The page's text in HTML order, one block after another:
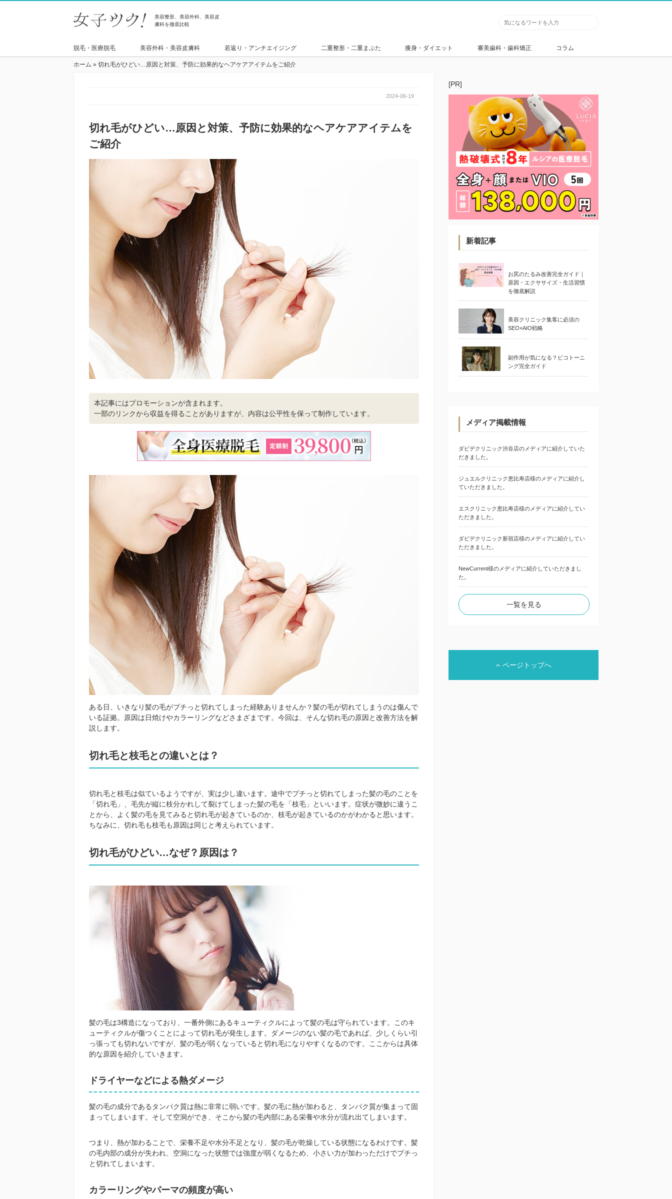
美容整形、美容外科、美容皮
膚科を徹底比較
脱毛・医療脱毛 美容外科・美容皮膚科 若返り・アンチエイジング 二重整形・二重まぶた 痩身・ダイエット 審美歯科・歯科矯正 コラム
ホーム » 切れ毛がひどい…原因と対策、予防に効果的なヘアケアアイテムをご紹介
2024-06-19
切れ毛がひどい…原因と対策、予防に効果的なヘアケアアイテムを
ご紹介
本記事にはプロモーションが含まれます。
一部のリンクから収益を得ることがありますが、内容は公平性を保って制作しています。
ある日、いきなり髪の毛がプチっと切れてしまった経験ありませんか？髪の毛が切れてしまうのは傷んで
いる証拠。原因は日焼けやカラーリングなどさまざまです。今回は、そんな切れ毛の原因と改善方法を解
説します。
切れ毛と枝毛との違いとは？
切れ毛と枝毛は似ているようですが、実は少し違います。途中でプチっと切れてしまった髪の毛のことを
「切れ毛」、毛先が縦に枝分かれして裂けてしまった髪の毛を「枝毛」といいます。症状が微妙に違うこ
とから、よく髪の毛を見てみると切れ毛が起きているのか、枝毛が起きているのかがわかると思います。
ちなみに、切れ毛も枝毛も原因は同じと考えられています。
切れ毛がひどい…なぜ？原因は？
髪の毛は3構造になっており、一番外側にあるキューティクルによって髪の毛は守られています。このキ
ューティクルが傷つくことによって切れ毛が発生します。ダメージのない髪の毛であれば、少しくらい引
っ張っても切れないですが、髪の毛が弱くなっていると切れ毛になりやすくなるのです。ここからは具体
的な原因を紹介していきます。
ドライヤーなどによる熱ダメージ
髪の毛の成分であるタンパク質は熱に非常に弱いです。髪の毛に熱が加わると、タンパク質が集まって固
まってしまいます。そして空洞ができ、そこから髪の毛内部にある栄養や水分が流れ出てしまいます。
つまり、熱が加わることで、栄養不足や水分不足となり、髪の毛が乾燥している状態になるわけです。髪
の毛内部の成分が失われ、空洞になった状態では強度が弱くなるため、小さい力が加わっただけでプチっ
と切れてしまいます。
カラーリングやパーマの頻度が高い
[PR]
新着記事
お尻のたるみ改善完全ガイド｜
原因・エクササイズ・生活習慣
を徹底解説
美容クリニック集客に必須の
SEO×AIO戦略
副作用が気になる？ピコトーニ
ング完全ガイド
メディア掲載情報
ダビデクリニック渋谷店のメディアに紹介していた
だきました。
ジュエルクリニック恵比寿店様のメディアに紹介し
ていただきました。
エスクリニック恵比寿店様のメディアに紹介してい
ただきました。
ダビデクリニック新宿店様のメディアに紹介してい
ただきました。
NewCurrent様のメディアに紹介していただきまし
た。
一覧を見る
ページトップへ